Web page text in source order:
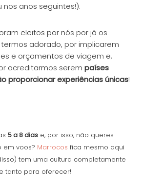
nos anos seguintes!).
eleitos por nós por já os
adorado, por implicarem
e orçamentos de viagem e,
acreditarmos serem países
proporcionar experiências únicas!
5 a 8 dias e, por isso, não queres
em voos? Marrocos fica mesmo aqui
tem uma cultura completamente
tanto para oferecer!